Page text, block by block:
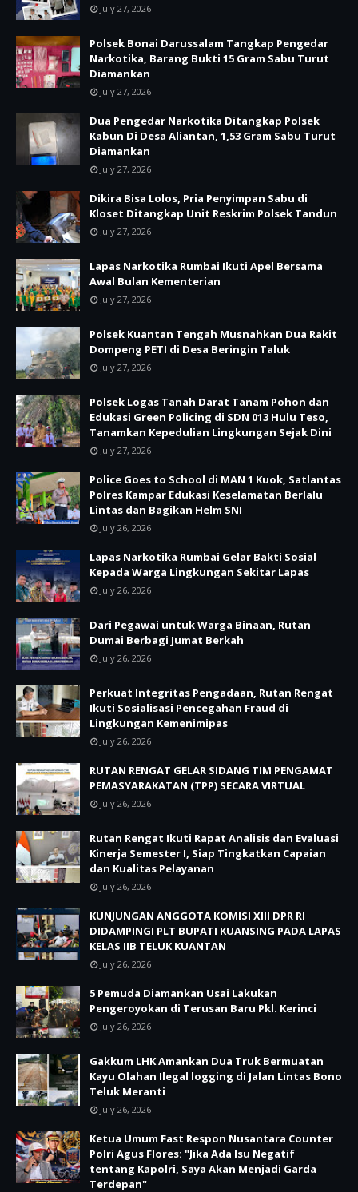
July 27, 2026
Polsek Bonai Darussalam Tangkap Pengedar
Narkotika, Barang Bukti 15 Gram Sabu Turut
Diamankan
July 27, 2026
Dua Pengedar Narkotika Ditangkap Polsek
Kabun Di Desa Aliantan, 1,53 Gram Sabu Turut
Diamankan
July 27, 2026
Dikira Bisa Lolos, Pria Penyimpan Sabu di
Kloset Ditangkap Unit Reskrim Polsek Tandun
July 27, 2026
Lapas Narkotika Rumbai Ikuti Apel Bersama
Awal Bulan Kementerian
July 27, 2026
Polsek Kuantan Tengah Musnahkan Dua Rakit
Dompeng PETI di Desa Beringin Taluk
July 27, 2026
Polsek Logas Tanah Darat Tanam Pohon dan
Edukasi Green Policing di SDN 013 Hulu Teso,
Tanamkan Kepedulian Lingkungan Sejak Dini
July 27, 2026
Police Goes to School di MAN 1 Kuok, Satlantas
Polres Kampar Edukasi Keselamatan Berlalu
Lintas dan Bagikan Helm SNI
July 26, 2026
Lapas Narkotika Rumbai Gelar Bakti Sosial
Kepada Warga Lingkungan Sekitar Lapas
July 26, 2026
Dari Pegawai untuk Warga Binaan, Rutan
Dumai Berbagi Jumat Berkah
July 26, 2026
Perkuat Integritas Pengadaan, Rutan Rengat
Ikuti Sosialisasi Pencegahan Fraud di
Lingkungan Kemenimipas
July 26, 2026
RUTAN RENGAT GELAR SIDANG TIM PENGAMAT
PEMASYARAKATAN (TPP) SECARA VIRTUAL
July 26, 2026
Rutan Rengat Ikuti Rapat Analisis dan Evaluasi
Kinerja Semester I, Siap Tingkatkan Capaian
dan Kualitas Pelayanan
July 26, 2026
KUNJUNGAN ANGGOTA KOMISI XIII DPR RI
DIDAMPINGI PLT BUPATI KUANSING PADA LAPAS
KELAS IIB TELUK KUANTAN
July 26, 2026
5 Pemuda Diamankan Usai Lakukan
Pengeroyokan di Terusan Baru Pkl. Kerinci
July 26, 2026
Gakkum LHK Amankan Dua Truk Bermuatan
Kayu Olahan Ilegal logging di Jalan Lintas Bono
Teluk Meranti
July 26, 2026
Ketua Umum Fast Respon Nusantara Counter
Polri Agus Flores: "Jika Ada Isu Negatif
tentang Kapolri, Saya Akan Menjadi Garda
Terdepan"